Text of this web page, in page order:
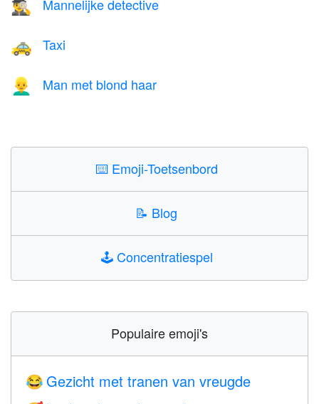
🕵️‍♂️ Mannelijke detective
🚕 Taxi
👱‍♂️ Man met blond haar
⌨️ Emoji-Toetsenbord
📝 Blog
🕹️Concentratiespel
Populaire emoji's
😂 Gezicht met tranen van vreugde